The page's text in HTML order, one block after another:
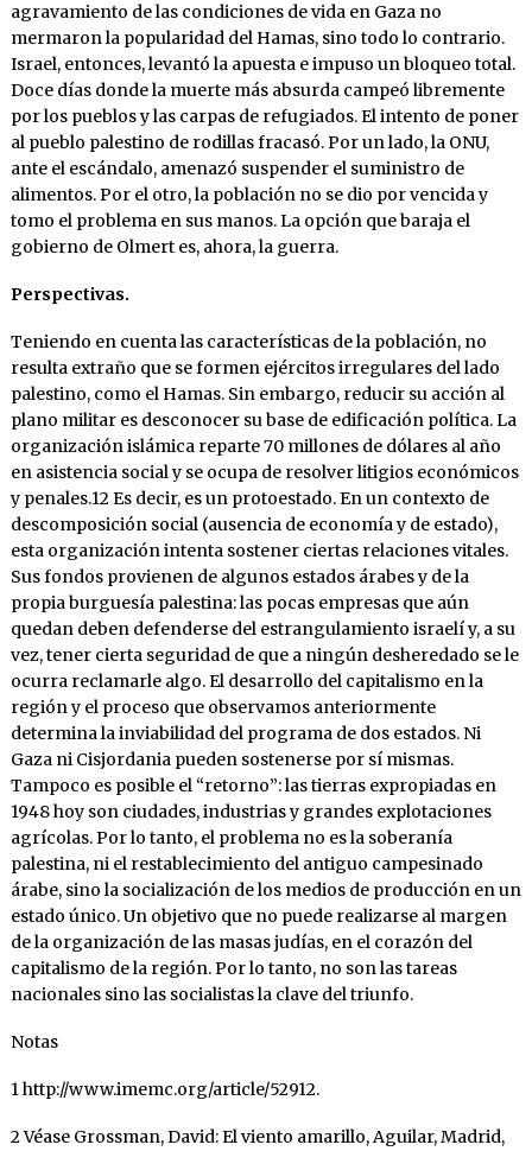
agravamiento de las condiciones de vida en Gaza no
mermaron la popularidad del Hamas, sino todo lo contrario.
Israel, entonces, levantó la apuesta e impuso un bloqueo total.
Doce días donde la muerte más absurda campeó libremente
por los pueblos y las carpas de refugiados. El intento de poner
al pueblo palestino de rodillas fracasó. Por un lado, la ONU,
ante el escándalo, amenazó suspender el suministro de
alimentos. Por el otro, la población no se dio por vencida y
tomo el problema en sus manos. La opción que baraja el
gobierno de Olmert es, ahora, la guerra.
Perspectivas.
Teniendo en cuenta las características de la población, no
resulta extraño que se formen ejércitos irregulares del lado
palestino, como el Hamas. Sin embargo, reducir su acción al
plano militar es desconocer su base de edificación política. La
organización islámica reparte 70 millones de dólares al año
en asistencia social y se ocupa de resolver litigios económicos
y penales.12 Es decir, es un protoestado. En un contexto de
descomposición social (ausencia de economía y de estado),
esta organización intenta sostener ciertas relaciones vitales.
Sus fondos provienen de algunos estados árabes y de la
propia burguesía palestina: las pocas empresas que aún
quedan deben defenderse del estrangulamiento israelí y, a su
vez, tener cierta seguridad de que a ningún desheredado se le
ocurra reclamarle algo. El desarrollo del capitalismo en la
región y el proceso que observamos anteriormente
determina la inviabilidad del programa de dos estados. Ni
Gaza ni Cisjordania pueden sostenerse por sí mismas.
Tampoco es posible el “retorno”: las tierras expropiadas en
1948 hoy son ciudades, industrias y grandes explotaciones
agrícolas. Por lo tanto, el problema no es la soberanía
palestina, ni el restablecimiento del antiguo campesinado
árabe, sino la socialización de los medios de producción en un
estado único. Un objetivo que no puede realizarse al margen
de la organización de las masas judías, en el corazón del
capitalismo de la región. Por lo tanto, no son las tareas
nacionales sino las socialistas la clave del triunfo.
Notas
1 http://www.imemc.org/article/52912.
2 Véase Grossman, David: El viento amarillo, Aguilar, Madrid,